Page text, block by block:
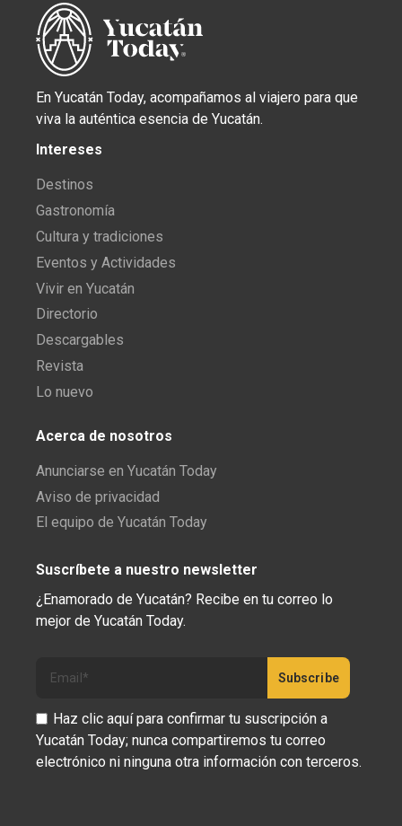
En Yucatán Today, acompañamos al viajero para que
viva la auténtica esencia de Yucatán.
Intereses
Destinos
Gastronomía
Cultura y tradiciones
Eventos y Actividades
Vivir en Yucatán
Directorio
Descargables
Revista
Lo nuevo
Acerca de nosotros
Anunciarse en Yucatán Today
Aviso de privacidad
El equipo de Yucatán Today
Suscríbete a nuestro newsletter
¿Enamorado de Yucatán? Recibe en tu correo lo
mejor de Yucatán Today.
Haz clic aquí para confirmar tu suscripción a
Yucatán Today; nunca compartiremos tu correo
electrónico ni ninguna otra información con terceros.